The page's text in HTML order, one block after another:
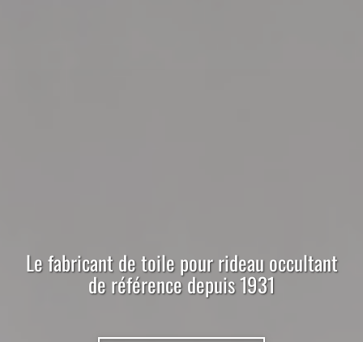
Lefabricantdetoilepourrideau occultant
de référence depuis 1931